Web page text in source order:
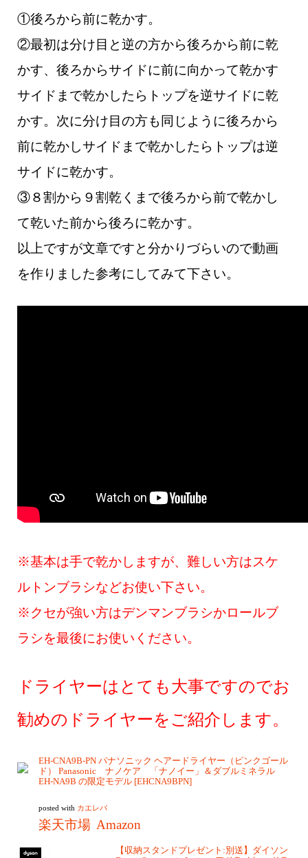
①後ろから前に乾かす。
②最初は分け目と逆の方から後ろから前に乾
かす、後ろからサイドに前に向かって乾かす
サイドまで乾かしたらトップを逆サイドに乾
かす。 次に分け目の方も同じように後ろから
前に乾かしサイドまで乾かしたらトップは逆
サイドに乾かす。
③８割から９割乾くまで後ろから前で乾かし
て乾いた前から後ろに乾かす。
以上ですが文章ですと分かりづらいので動画
を作りました参考にしてみて下さい。
※基本は手で乾かしますが、難しい方はスケ
ルトンブラシなどお使い下さい。
※クセが強い方はデンマンブラシかロールブ
ラシを最後にお使いください。
ドライヤーはとても大事ですのでお
勧めのドライヤーをご紹介します。
EH-CNA9B-PN パナソニック ヘアードライヤー（ピンクゴール
ド） Panasonic ナノケア 「ナノイー」＆ダブルミネラル
EH-NA9B の限定モデル [EHCNA9BPN]
posted with カエレバ
楽天市場 Amazon
【収納スタンドプレゼント:別送】ダイソン